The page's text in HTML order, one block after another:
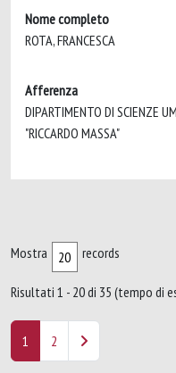
Nome completo
ROTA, FRANCESCA
Afferenza
DIPARTIMENTO DI SCIENZE
"RICCARDO MASSA"
Mostra records
Risultati 1 - 20 di 35 (tempo di
1 2